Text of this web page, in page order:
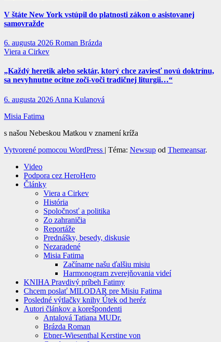
V štáte New York vstúpil do platnosti zákon o asistovanej
samovražde
6. augusta 2026 Roman Brázda
Viera a Cirkev
„Každý heretik alebo sektár, ktorý chce zaviesť novú doktrínu,
sa nevyhnutne ocitne zoči-voči tradičnej liturgii…“
6. augusta 2026 Anna Kulanová
Misia Fatima
s našou Nebeskou Matkou v znamení kríža
Vytvorené pomocou WordPress | Téma: Newsup od Themeansar.
Video
Podpora cez HeroHero
Články
Viera a Cirkev
História
Spoločnosť a politika
Zo zahraničia
Reportáže
Prednášky, besedy, diskusie
Nezaradené
Misia Fatima
Začíname našu ďalšiu misiu
Harmonogram zverejňovania videí
KNIHA Pravdivý príbeh Fatimy
Chcem poslať MILODAR pre Misiu Fatima
Posledné výtlačky knihy Útek od heréz
Autori článkov a korešpondenti
Antalová Tatiana MUDr.
Brázda Roman
Ebner-Wiesenthal Kerstine von